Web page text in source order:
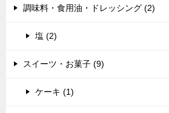
調味料・食用油・ドレッシング (2)
塩 (2)
スイーツ・お菓子 (9)
ケーキ (1)